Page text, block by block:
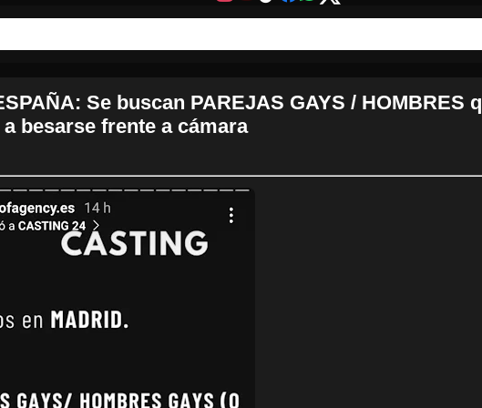
Se buscan PAREJAS GAYS / HOMBRES
besarse frente a cámara